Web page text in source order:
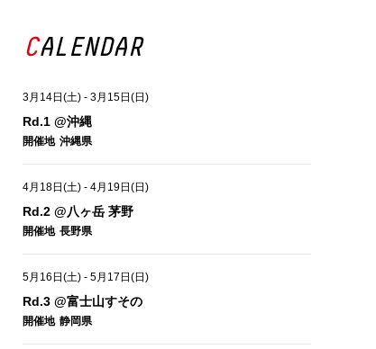
CALENDAR
3月14日(土) - 3月15日(日)
Rd.1 @沖縄
開催地 沖縄県
4月18日(土) - 4月19日(日)
Rd.2 @八ヶ岳 茅野
開催地 長野県
5月16日(土) - 5月17日(日)
Rd.3 @富士山すその
開催地 静岡県